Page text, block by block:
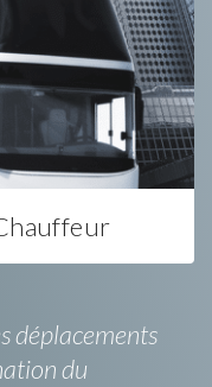
déplacements
du